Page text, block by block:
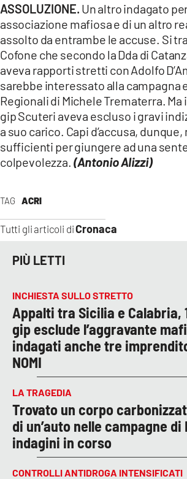
TAG ACRI
Tutti gli articoli diCronaca
ASSOLUZIONE. Un altro indagato
associazione mafiosa e di un altro
assolto da entrambe le accuse. Si
Cofone che secondo la Dda di
aveva rapporti stretti con Adolfo
sarebbe interessato alla campagna
Regionali di Michele Trematerra. Ma
gip Scuteri aveva escluso i gravi
a suo carico. Capi d’accusa,
sufficienti per giungere ad una
colpevolezza. (Antonio Alizzi)
PIÙ LETTI
INCHIESTA SULLO STRETTO
Appalti tra Sicilia e Calabria,
gip esclude l’aggravante
indagati anche tre
NOMI
LA TRAGEDIA
Trovato un corpo
di un’auto nelle campagne di
indagini in corso
CONTROLLI ANTIDROGA INTENSIFICATI